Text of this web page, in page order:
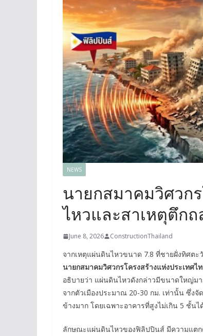
NEWS
นายกสมาคมวิศวก
ไหวและสาเหตุตึก
June 8, 2026 ConstructionThailand
จากเหตุแผ่นดินไหวขนาด 7.8 ที่ชายฝั่งทิศต
นายกสมาคมวิศวกรโครงสร้างแห่งประเทศ
อธิบายว่า แผ่นดินไหวดังกล่าวมีขนาดใหญ่ม
จากตัวเมืองประมาณ 20-30 กม. เท่านั้น ซึ่ง
ข้างมาก โดยเฉพาะอาคารที่สูงไม่เกิน 5 ชั้น
ลักษณะแผ่นดินไหวของฟิลิปปินส์ มีความแตก